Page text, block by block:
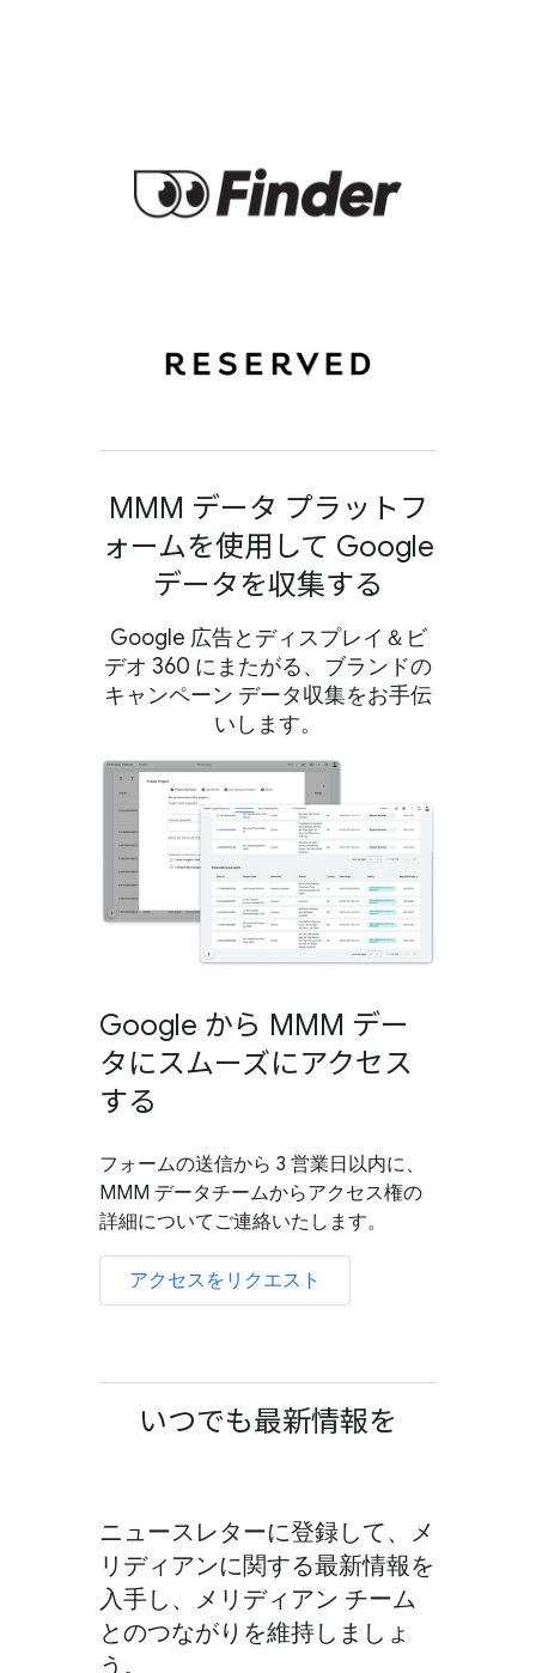
MMM データ プラットフ
ォームを使用して Google
データを収集する
Google 広告とディスプレイ＆ビ
デオ 360 にまたがる、ブランドの
キャンペーン データ収集をお手伝
いします。
Google から MMM デー
タにスムーズにアクセス
する
フォームの送信から 3 営業日以内に、
MMM データチームからアクセス権の
詳細についてご連絡いたします。
アクセスをリクエスト
いつでも最新情報を